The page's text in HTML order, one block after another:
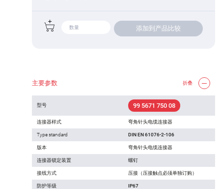
添加到产品比较
主要参数 折叠
型号 99 5671 750 08
连接器样式 弯角针头电缆连接器
Type standard DIN EN 61076-2-106
版本 弯角针头电缆连接器
连接器锁定装置 螺钉
接线方式 压接（压接触点必须单独订购）
防护等级 IP67